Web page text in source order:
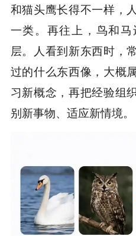
和猫头鹰长得不一样，
一类。再往上，鸟和
层。人看到新东西时，
过的什么东西像，大概
习新概念，再把经验组
别新事物、适应新情境。